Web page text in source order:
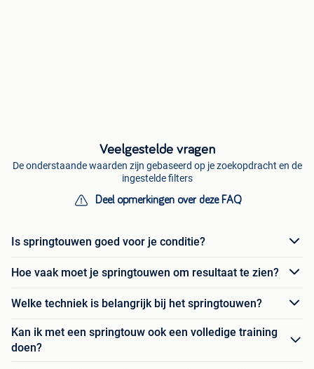
Veelgestelde vragen
De onderstaande waarden zijn gebaseerd op je zoekopdracht en de
ingestelde filters
Deel opmerkingen over deze FAQ
Is springtouwen goed voor je conditie?
Hoe vaak moet je springtouwen om resultaat te zien?
Welke techniek is belangrijk bij het springtouwen?
Kan ik met een springtouw ook een volledige training
doen?